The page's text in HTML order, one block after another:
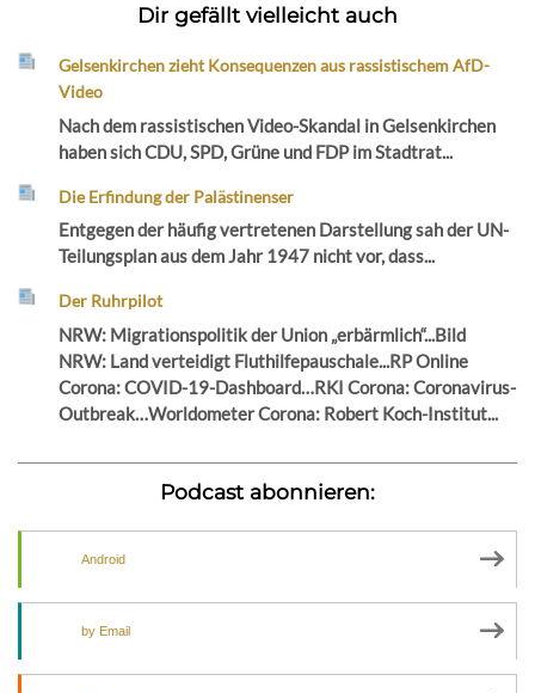
Dir gefällt vielleicht auch
Gelsenkirchen zieht Konsequenzen aus rassistischem AfD-
Video
Nach dem rassistischen Video-Skandal in Gelsenkirchen
haben sich CDU, SPD, Grüne und FDP im Stadtrat...
Die Erfindung der Palästinenser
Entgegen der häufig vertretenen Darstellung sah der UN-
Teilungsplan aus dem Jahr 1947 nicht vor, dass...
Der Ruhrpilot
NRW: Migrationspolitik der Union „erbärmlich“...Bild
NRW: Land verteidigt Fluthilfepauschale...RP Online
Corona: COVID-19-Dashboard…RKI Corona: Coronavirus-
Outbreak…Worldometer Corona: Robert Koch-Institut...
Podcast abonnieren:
Android
by Email